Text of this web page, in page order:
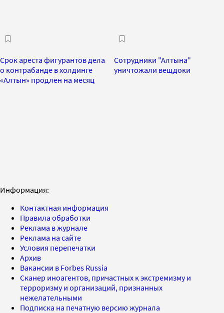
Срок ареста фигурантов дела
о контрабанде в холдинге
«Алтын» продлен на месяц
Сотрудники "Алтына"
уничтожали вещдоки
Информация:
Контактная информация
Правила обработки
Реклама в журнале
Реклама на сайте
Условия перепечатки
Архив
Вакансии в Forbes Russia
Сканер иноагентов, причастных к экстремизму и
терроризму и организаций, признанных
нежелательными
Подписка на печатную версию журнала